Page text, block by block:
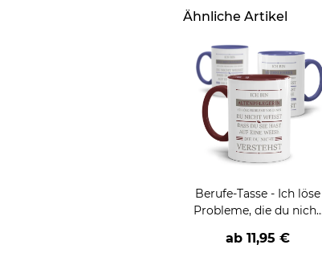
Ähnliche Artikel
Berufe-Tasse - Ich löse
Probleme, die du nicht
verschiedene Berufe
ab 11,95 €